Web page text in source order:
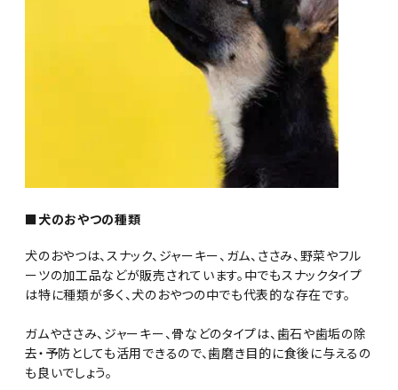
■犬のおやつの種類
犬のおやつは、スナック、ジャーキー、ガム、ささみ、野菜やフル
ーツの加工品などが販売されています。中でもスナックタイプ
は特に種類が多く、犬のおやつの中でも代表的な存在です。
ガムやささみ、ジャーキー、骨などのタイプは、歯石や歯垢の除
去・予防としても活用できるので、歯磨き目的に食後に与えるの
も良いでしょう。